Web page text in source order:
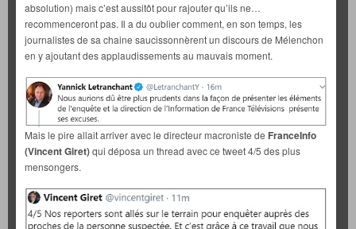
absolution) mais c’est aussitôt pour rajouter qu’ils ne…
recommenceront pas. Il a du oublier comment, en son temps, les
journalistes de sa chaine saucissonnèrent un discours de Mélenchon
en y ajoutant des applaudissements au mauvais moment.
Mais le pire allait arriver avec le directeur macroniste de FranceInfo
(Vincent Giret)qui déposa un thread avec ce tweet 4/5 des plus
mensongers.